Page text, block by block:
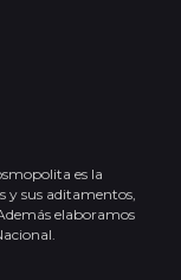
es la
y sus aditamentos,
elaboramos